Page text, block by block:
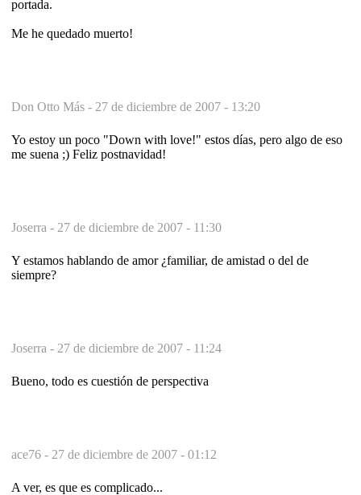
portada.
Me he quedado muerto!
Don Otto Más - 27 de diciembre de 2007 - 13:20
Yo estoy un poco "Down with love!" estos días, pero algo de eso
me suena ;) Feliz postnavidad!
Joserra - 27 de diciembre de 2007 - 11:30
Y estamos hablando de amor ¿familiar, de amistad o del de
siempre?
Joserra - 27 de diciembre de 2007 - 11:24
Bueno, todo es cuestión de perspectiva
ace76 - 27 de diciembre de 2007 - 01:12
A ver, es que es complicado...